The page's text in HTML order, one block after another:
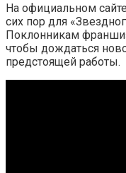
На официальном
сих пор для
Поклонникам
чтобы дождаться
предстоящей работы.